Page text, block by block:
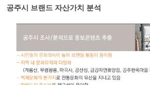
공주시 브랜드 자산가치 분석